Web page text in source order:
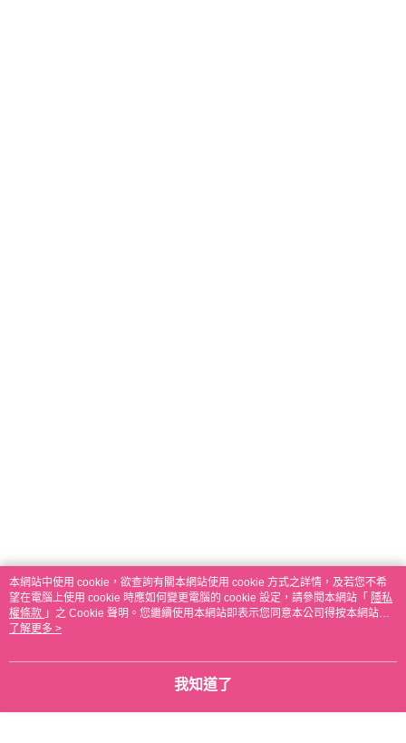
本網站中使用 cookie，欲查詢有關本網站使用 cookie 方式之詳情，及若您不希
望在電腦上使用 cookie 時應如何變更電腦的 cookie 設定，請參閱本網站「 隱私
權條款 」之 Cookie 聲明。您繼續使用本網站即表示您同意本公司得按本網站使
用條款之 Cookie 聲明使用 cookie。
了解更多 >
我知道了